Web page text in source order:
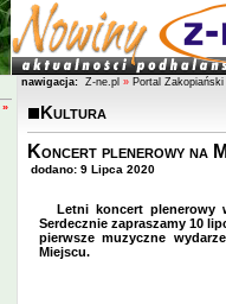
»
nawigacja: Z-ne.pl » Portal Zakopiański
Kultura
Koncert plenerowy na
dodano: 9 Lipca 2020
Letni koncert plenerowy
Serdecznie zapraszamy 10
pierwsze muzyczne
Miejscu.